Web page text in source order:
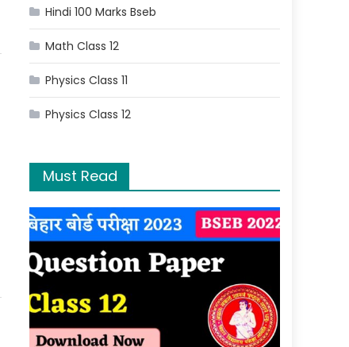
Hindi 100 Marks Bseb
Math Class 12
Physics Class 11
Physics Class 12
Must Read